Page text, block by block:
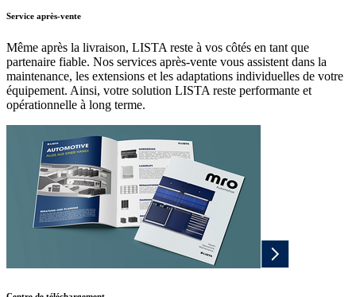
Service après-vente
Même après la livraison, LISTA reste à vos côtés en tant que
partenaire fiable. Nos services après-vente vous assistent dans la
maintenance, les extensions et les adaptations individuelles de votre
équipement. Ainsi, votre solution LISTA reste performante et
opérationnelle à long terme.